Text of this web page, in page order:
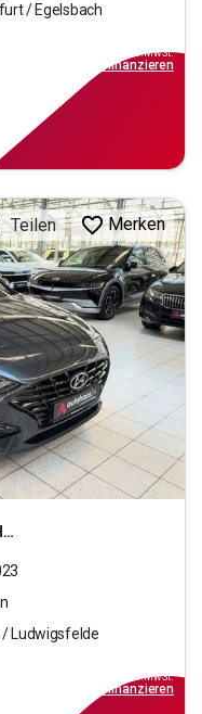
/ Egelsbach
inkl.MwSt.
finanzieren
Teilen Merken
/ Ludwigsfelde
inkl.MwSt.
finanzieren